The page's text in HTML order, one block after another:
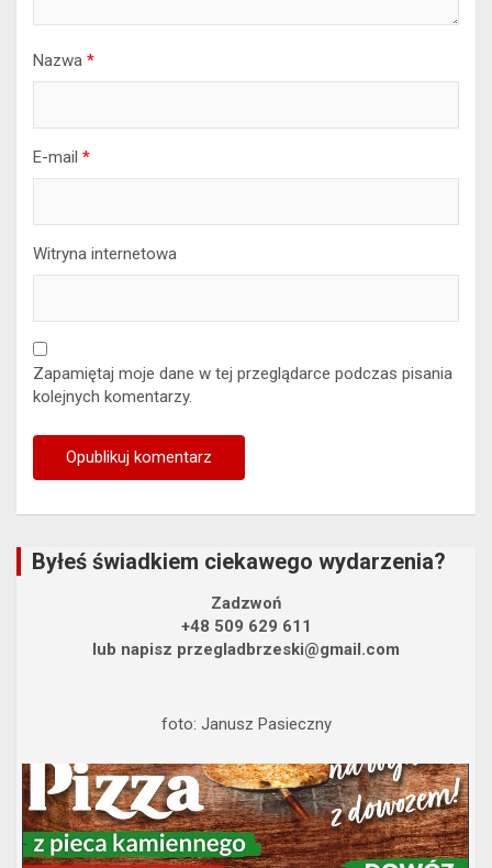
Nazwa *
E-mail *
Witryna internetowa
Zapamiętaj moje dane w tej przeglądarce podczas pisania
kolejnych komentarzy.
Byłeś świadkiem ciekawego wydarzenia?
Zadzwoń
+48 509 629 611
lub napisz przegladbrzeski@gmail.com
foto: Janusz Pasieczny